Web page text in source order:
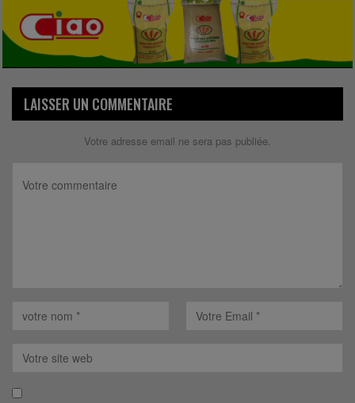
LAISSER UN COMMENTAIRE
Votre adresse email ne sera pas publiée.